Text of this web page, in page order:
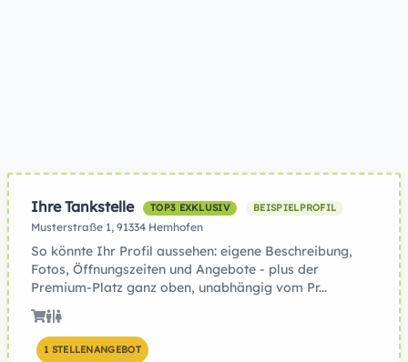
Ihre Tankstelle TOP3 EXKLUSIV BEISPIELPROFIL
Musterstraße 1, 91334 Hemhofen
So könnte Ihr Profil aussehen: eigene Beschreibung,
Fotos, Öffnungszeiten und Angebote - plus der
Premium-Platz ganz oben, unabhängig vom Pr...
1 STELLENANGEBOT